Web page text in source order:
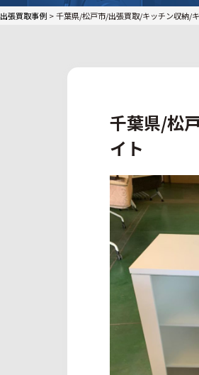
出張買取事例 >千葉県/松戸市/出張買取/キッチン収納/
千葉県/松
イト